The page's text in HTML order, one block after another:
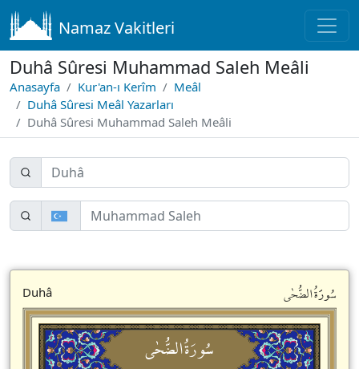
Namaz Vakitleri
Duhâ Sûresi Muhammad Saleh Meâli
Anasayfa Kur'an-ı Kerîm
Meâl
Duhâ Sûresi Meâl Yazarları
Duhâ Sûresi Muhammad Saleh Meâli
Duhâ سُورَةُالضُّحٰى
سُورَةُالضُّحٰى